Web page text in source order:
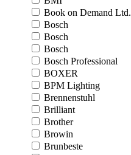
Book on Demand Ltd.
Bosch
Bosch
Bosch
Bosch Professional
BOXER
BPM Lighting
Brennenstuhl
Brilliant
Brother
Browin
Brunbeste